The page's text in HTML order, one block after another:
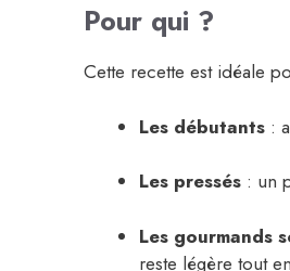
Pour qui ?
Cette recette est idéale
Les débutants :
Les pressés : un
Les gourmands
reste légère tout